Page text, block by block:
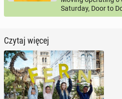
Saturday, Door to
Czytaj więcej